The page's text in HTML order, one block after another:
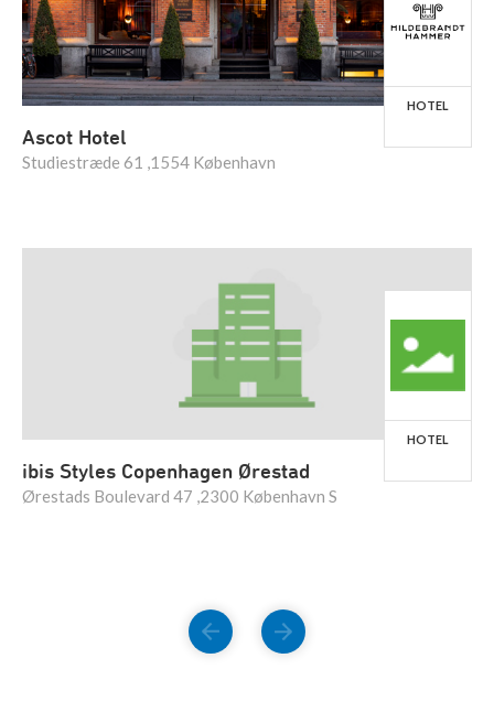
Ascot Hotel
Studiestræde 61 ,1554 København
HOTEL
ibis Styles Copenhagen Ørestad
Ørestads Boulevard 47 ,2300 København S
HOTEL
FORRIGE NÆSTE